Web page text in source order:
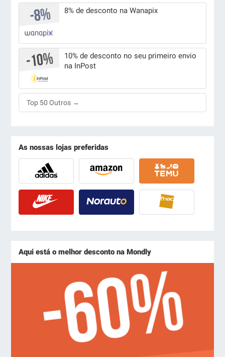
8% de desconto na Wanapix
10% de desconto no seu primeiro envio
na InPost
Top 50 Outros →
As nossas lojas preferidas
Aqui está o melhor desconto na Mondly